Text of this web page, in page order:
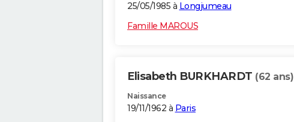
25/05/1985 à Longjumeau
Famille MAROUS
Elisabeth BURKHARDT (62 ans)
Naissance
19/11/1962 à Paris